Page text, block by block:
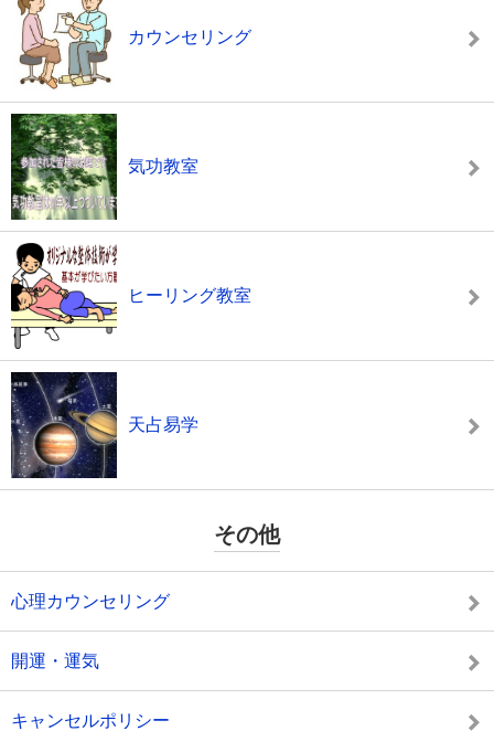
カウンセリング
気功教室
ヒーリング教室
天占易学
その他
心理カウンセリング
開運・運気
キャンセルポリシー